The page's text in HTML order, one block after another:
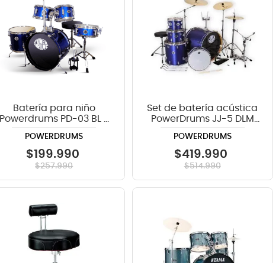
Batería para niño
Powerdrums PD-03 BL -
POWERDRUMS
$199.990
$257.990
Set de batería acústica
PowerDrums JJ-5 DLM
POWERDRUMS
$419.990
$514.990